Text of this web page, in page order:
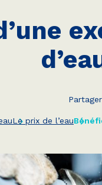
Le prix de l’eau